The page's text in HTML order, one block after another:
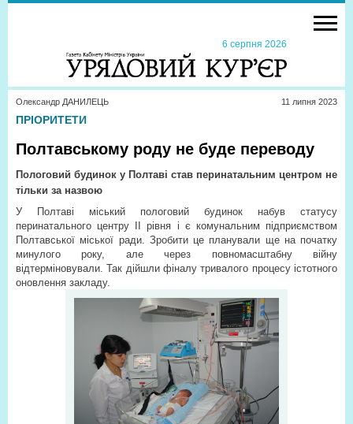
6 серпня 2026
Олександр ДАНИЛЕЦЬ 11 липня 2023
ПРІОРИТЕТИ
Полтавському роду не буде переводу
Пологовий будинок у Полтаві став перинатальним центром не
тільки за назвою
У Полтаві міський пологовий будинок набув статусу
перинатального центру II рівня і є комунальним підприємством
Полтавської міської ради. Зробити це планували ще на початку
минулого року, але через повномасштабну війну
відтерміновували. Так дійшли фіналу тривалого процесу істотного
оновлення закладу.